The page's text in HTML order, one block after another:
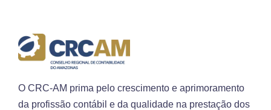
O CRC-AM prima pelo crescimento e aprimoramento
da profissão contábil e da qualidade na prestação dos